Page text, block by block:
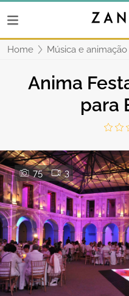
Home Música e animação
Anima
para
75 3